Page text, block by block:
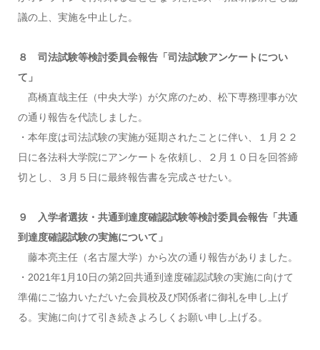
議の上、実施を中止した。
８ 司法試験等検討委員会報告「司法試験アンケートについ
て」
髙橋直哉主任（中央大学）が欠席のため、松下専務理事が次
の通り報告を代読しました。
・本年度は司法試験の実施が延期されたことに伴い、１月２２
日に各法科大学院にアンケートを依頼し、２月１０日を回答締
切とし、３月５日に最終報告書を完成させたい。
９ 入学者選抜・共通到達度確認試験等検討委員会報告「共通
到達度確認試験の実施について」
藤本亮主任（名古屋大学）から次の通り報告がありました。
・2021年1月10日の第2回共通到達度確認試験の実施に向けて
準備にご協力いただいた会員校及び関係者に御礼を申し上げ
る。実施に向けて引き続きよろしくお願い申し上げる。